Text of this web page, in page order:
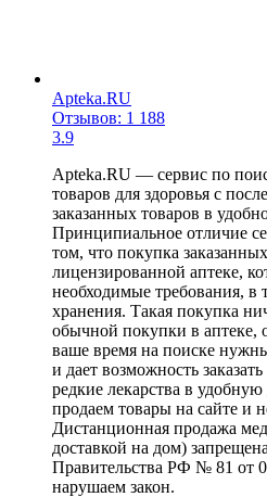
Apteka.RU
Отзывов: 1 188
3.9
Apteka.RU — сервис по
товаров для здоровья с
заказанных товаров в
Принципиальное отличие
том, что покупка
лицензированной аптеке,
необходимые требования, в
хранения. Такая покупка
обычной покупки в аптеке,
ваше время на поиске
и дает возможность
редкие лекарства в
продаем товары на сайте и
Дистанционная продажа
доставкой на дом)
Правительства РФ № 81 от
нарушаем закон.